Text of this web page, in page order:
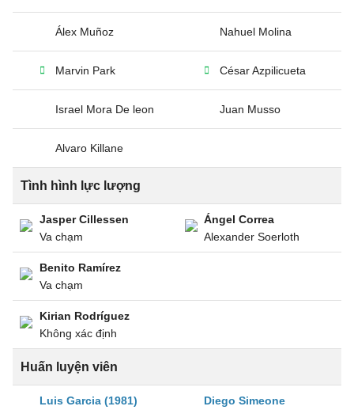
Álex Muñoz Nahuel Molina
Marvin Park César Azpilicueta
Israel Mora De leon Juan Musso
Alvaro Killane
Tình hình lực lượng
Jasper Cillessen
Va chạm
Ángel Correa
Alexander Soerloth
Benito Ramírez
Va chạm
Kirian Rodríguez
Không xác định
Huấn luyện viên
Luis Garcia (1981) Diego Simeone